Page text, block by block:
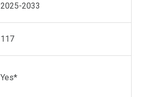
2025-2033
117
Yes*